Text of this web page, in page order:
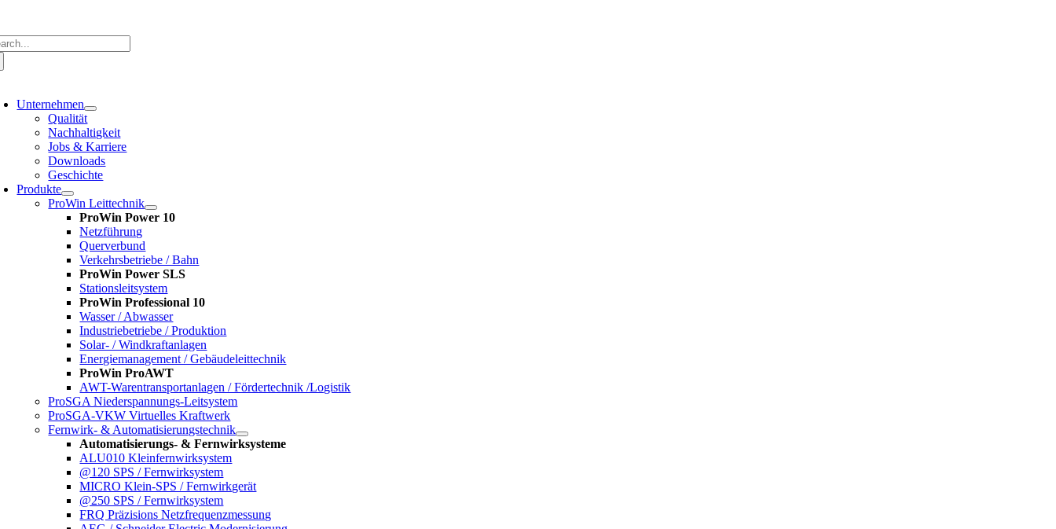
springen
Unternehmen
Qualität
Nachhaltigkeit
Jobs & Karriere
Downloads
Geschichte
Produkte
ProWin Leittechnik
ProWin Power 10
Netzführung
Querverbund
Verkehrsbetriebe / Bahn
ProWin Power SLS
Stationsleitsystem
ProWin Professional 10
Wasser / Abwasser
Industriebetriebe / Produktion
Solar- / Windkraftanlagen
Energiemanagement / Gebäudeleittechnik
ProWin ProAWT
AWT-Warentransportanlagen / Fördertechnik /Logistik
ProSGA Niederspannungs-Leitsystem
ProSGA-VKW Virtuelles Kraftwerk
Fernwirk- & Automatisierungstechnik
Automatisierungs- & Fernwirksysteme
ALU010 Kleinfernwirksystem
@120 SPS / Fernwirksystem
MICRO Klein-SPS / Fernwirkgerät
@250 SPS / Fernwirksystem
FRQ Präzisions Netzfrequenzmessung